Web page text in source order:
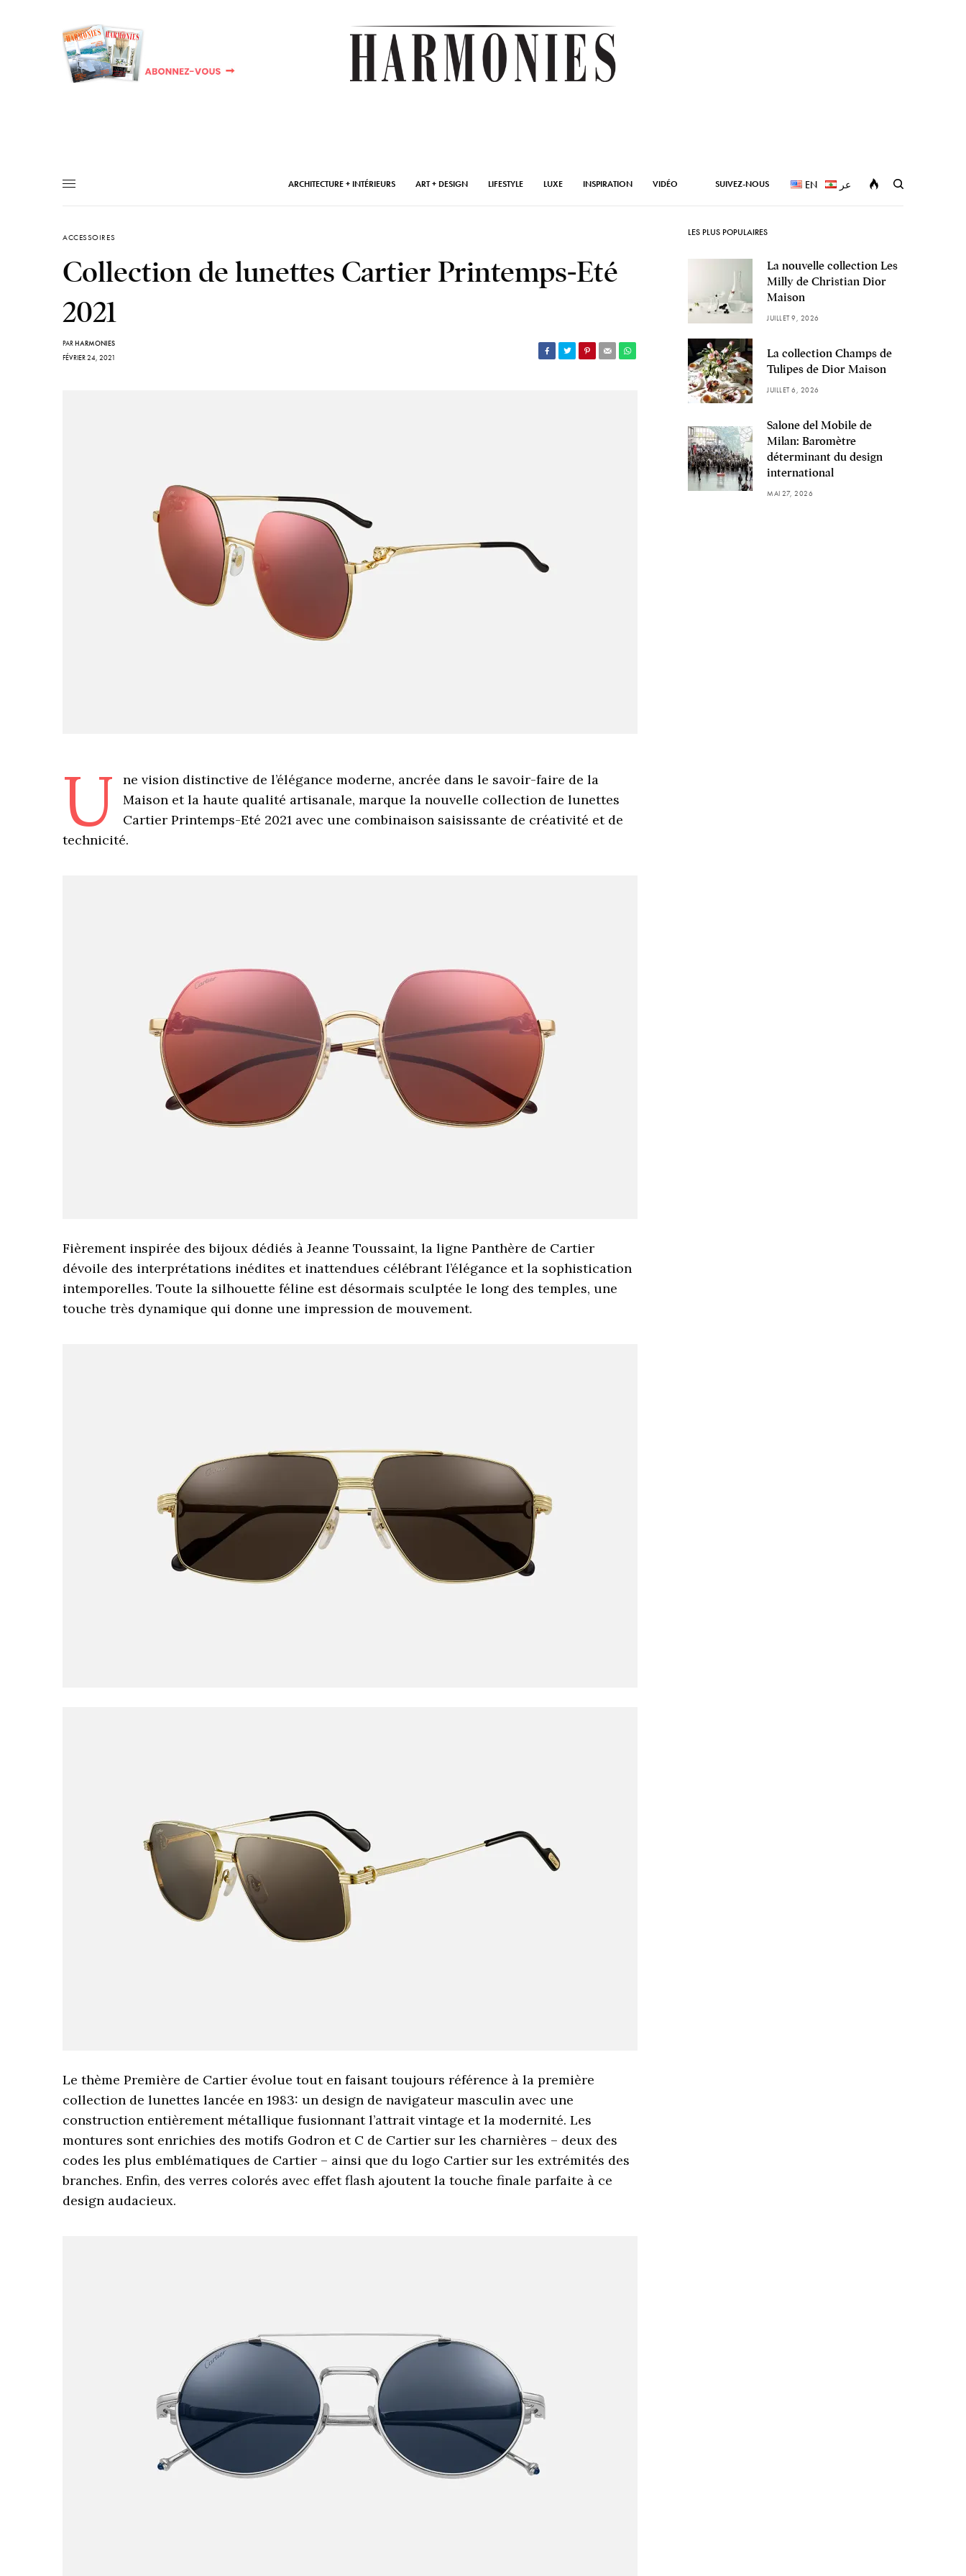
ARCHITECTURE + INTÉRIEURS ART + DESIGN LIFESTYLE LUXE INSPIRATION VIDÉO SUIVEZ-NOUS EN عر
ACCESSOIRES
Collection de lunettes Cartier Printemps-Eté
2021
PARHARMONIES
FÉVRIER 24, 2021
U
ne vision distinctive de l’élégance moderne, ancrée dans le savoir-faire de la
Maison et la haute qualité artisanale, marque la nouvelle collection de lunettes
Cartier Printemps-Eté 2021 avec une combinaison saisissante de créativité et de
technicité.
Fièrement inspirée des bijoux dédiés à Jeanne Toussaint, la ligne Panthère de Cartier
dévoile des interprétations inédites et inattendues célébrant l’élégance et la sophistication
intemporelles. Toute la silhouette féline est désormais sculptée le long des temples, une
touche très dynamique qui donne une impression de mouvement.
Le thème Première de Cartier évolue tout en faisant toujours référence à la première
collection de lunettes lancée en 1983: un design de navigateur masculin avec une
construction entièrement métallique fusionnant l’attrait vintage et la modernité. Les
montures sont enrichies des motifs Godron et C de Cartier sur les charnières – deux des
codes les plus emblématiques de Cartier – ainsi que du logo Cartier sur les extrémités des
branches. Enfin, des verres colorés avec effet flash ajoutent la touche finale parfaite à ce
design audacieux.
LES PLUS POPULAIRES
La nouvelle collection Les
Milly de Christian Dior
Maison
JUILLET 9, 2026
La collection Champs de
Tulipes de Dior Maison
JUILLET 6, 2026
Salone del Mobile de
Milan: Baromètre
déterminant du design
international
MAI 27, 2026